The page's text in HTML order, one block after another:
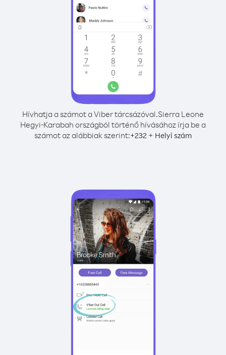
Hívhatja a számot a Viber tárcsázóval.Sierra Leone
Hegyi-Karabah országból történő hívásához írja be a
számot az alábbiak szerint:+232 + Helyi szám